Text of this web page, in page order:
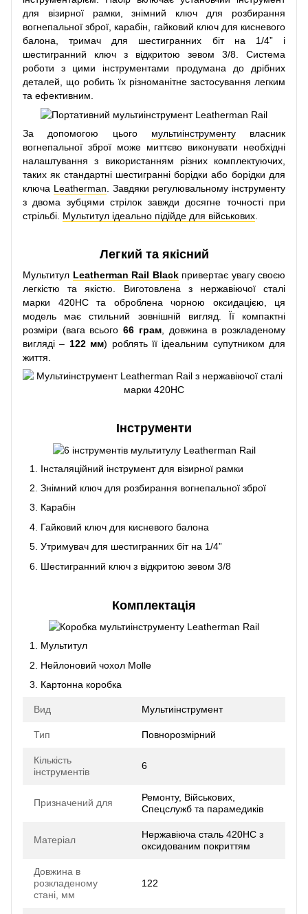
для візирної рамки, знімний ключ для розбирання
вогнепальної зброї, карабін, гайковий ключ для кисневого
балона, тримач для шестигранних біт на 1/4” і
шестигранний ключ з відкритою зевом 3/8. Система
роботи з цими інструментами продумана до дрібних
деталей, що робить їх різноманітне застосування легким
та ефективним.
За допомогою цього мультиінструментувласник
вогнепальної зброї може миттєво виконувати необхідні
налаштування з використанням різних комплектуючих,
таких як стандартні шестигранні борідки або борідки для
ключа Leatherman. Завдяки регулювальному інструменту
з двома зубцями стрілок завжди досягне точності при
стрільбі. Мультитул ідеально підійде для військових.
Легкий та якісний
Мультитул Leatherman Rail Blackпривертає увагу своєю
легкістю та якістю. Виготовлена з нержавіючої сталі
марки 420НС та оброблена чорною оксидацією, ця
модель має стильний зовнішній вигляд. Її компактні
розміри (вага всього66 грам, довжина в розкладеному
вигляді – 122 мм) роблять її ідеальним супутником для
життя.
Інструменти
Інсталяційний інструмент для візирної рамки
Знімний ключ для розбирання вогнепальної зброї
Карабін
Гайковий ключ для кисневого балона
Утримувач для шестигранних біт на 1/4”
Шестигранний ключ з відкритою зевом 3/8
Комплектація
Мультитул
Нейлоновий чохол Molle
Картонна коробка
Вид Мультиінструмент
Тип Повнорозмірний
Кількість
інструментів
6
Призначений для
Ремонту, Військових,
Спецслужб та парамедиків
Матеріал
Нержавіюча сталь 420HC з
оксидованим покриттям
Довжина в
розкладеному
стані, мм
122